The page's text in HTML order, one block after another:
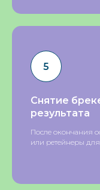
Снятие
результата
После окончания
или ретейнеры